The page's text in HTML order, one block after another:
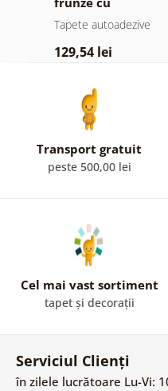
atingere
Tapete autoadezive
129,54 lei
Transport gratuit
peste 500,00 lei
Cel mai vast sortiment
tapet și decorații
Serviciul Clienți
în zilele lucrătoare Lu-Vi: